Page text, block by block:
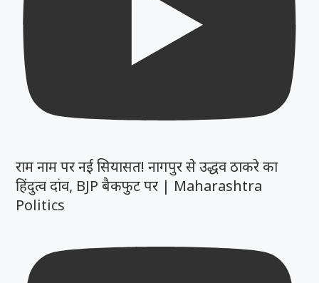
राम नाम पर नई सियासत! नागपुर से उद्धव ठाकरे का
हिंदुत्व दांव, BJP बैकफुट पर | Maharashtra
Politics